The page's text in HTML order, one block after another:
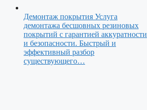
Демонтаж покрытия Услуга
демонтажа бесшовных резиновых
покрытий с гарантией аккуратности
и безопасности. Быстрый и
эффективный разбор
существующего…